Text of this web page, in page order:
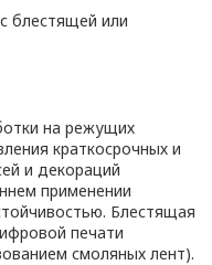
блестящей или
на режущих
краткосрочных и
и декораций
применении
Блестящая
печати
смоляных лент).